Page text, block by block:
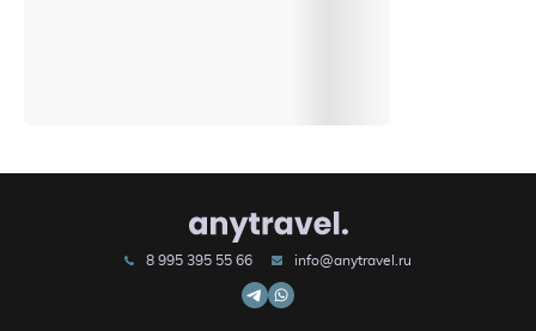
8 995 395 55 66 info@anytravel.ru